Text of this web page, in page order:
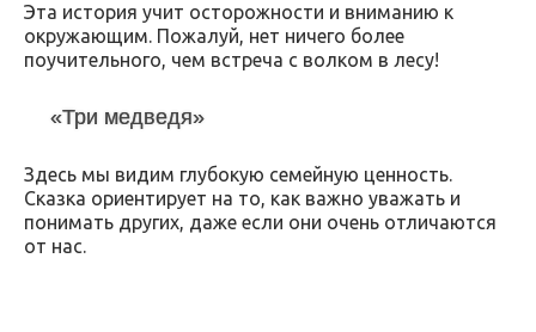
Эта история учит осторожности и вниманию к
окружающим. Пожалуй, нет ничего более
поучительного, чем встреча с волком в лесу!
«Три медведя»
Здесь мы видим глубокую семейную ценность.
Сказка ориентирует на то, как важно уважать и
понимать других, даже если они очень отличаются
от нас.